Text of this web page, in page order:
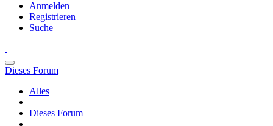
Anmelden
Registrieren
Suche
Dieses Forum
Alles
Dieses Forum